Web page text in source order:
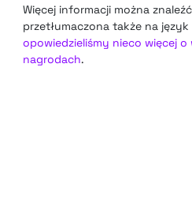
Więcej informacji można
przetłumaczona także na
opowiedzieliśmy nieco więcej
nagrodach.